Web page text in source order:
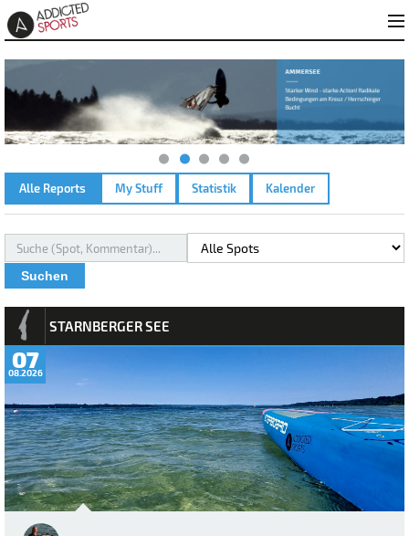
Alle Reports My Stuff Statistik Kalender
Suchen
REPORTS
STARNBERGER SEE
07
08.2026